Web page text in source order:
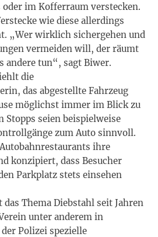
im Kofferraum verstecken.
wie diese allerdings
„Wer wirklich sichergehen und
vermeiden will, der räumt
andere tun“, sagt Biwer.
die
das abgestellte Fahrzeug
möglichst immer im Blick zu
Stopps seien beispielweise
zum Auto sinnvoll.
ihre
konzipiert, dass Besucher
Parkplatz stets einsehen
das Thema Diebstahl seit Jahren
unter anderem in
Polizei spezielle